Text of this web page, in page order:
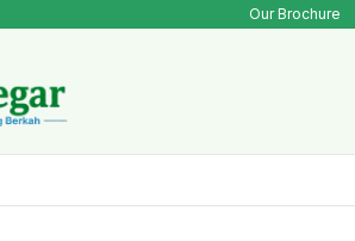
Our Brochure